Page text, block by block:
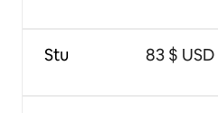
Stu 83 $ USD